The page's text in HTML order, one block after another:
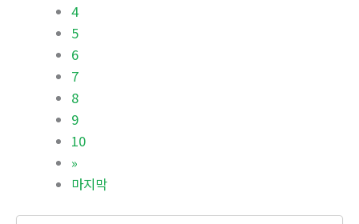
4
5
6
7
8
9
10
»
마지막